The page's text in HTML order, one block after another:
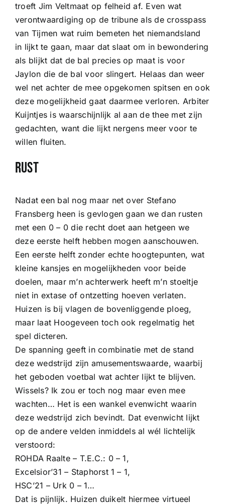
troeft Jim Veltmaat op felheid af. Even wat
verontwaardiging op de tribune als de crosspass
van Tijmen wat ruim bemeten het niemandsland
in lijkt te gaan, maar dat slaat om in bewondering
als blijkt dat de bal precies op maat is voor
Jaylon die de bal voor slingert. Helaas dan weer
wel net achter de mee opgekomen spitsen en ook
deze mogelijkheid gaat daarmee verloren. Arbiter
Kuijntjes is waarschijnlijk al aan de thee met zijn
gedachten, want die lijkt nergens meer voor te
willen fluiten.
Rust
Nadat een bal nog maar net over Stefano
Fransberg heen is gevlogen gaan we dan rusten
met een 0 – 0 die recht doet aan hetgeen we
deze eerste helft hebben mogen aanschouwen.
Een eerste helft zonder echte hoogtepunten, wat
kleine kansjes en mogelijkheden voor beide
doelen, maar m’n achterwerk heeft m’n stoeltje
niet in extase of ontzetting hoeven verlaten.
Huizen is bij vlagen de bovenliggende ploeg,
maar laat Hoogeveen toch ook regelmatig het
spel dicteren.
De spanning geeft in combinatie met de stand
deze wedstrijd zijn amusementswaarde, waarbij
het geboden voetbal wat achter lijkt te blijven.
Wissels? Ik zou er toch nog maar even mee
wachten… Het is een wankel evenwicht waarin
deze wedstrijd zich bevindt. Dat evenwicht lijkt
op de andere velden inmiddels al wél lichtelijk
verstoord:
ROHDA Raalte – T.E.C.: 0 – 1,
Excelsior’31 – Staphorst 1 – 1,
HSC’21 – Urk 0 – 1…
Dat is pijnlijk. Huizen duikelt hiermee virtueel